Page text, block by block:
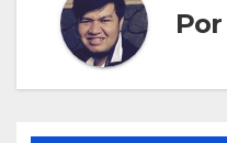
Por